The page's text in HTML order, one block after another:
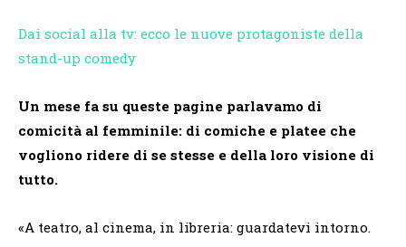
Dai social alla tv: ecco le nuove protagoniste della
stand-up comedy
Un mese fa su queste pagine parlavamo di
comicità al femminile: di comiche e platee che
vogliono ridere di se stesse e della loro visione di
tutto.
«A teatro, al cinema, in libreria: guardatevi intorno.